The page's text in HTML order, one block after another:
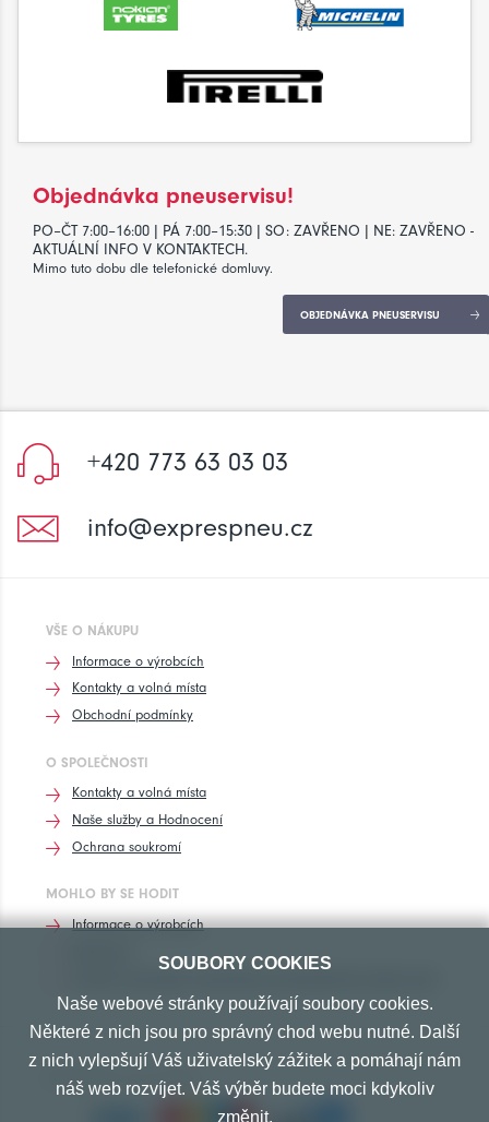
Objednávka pneuservisu!
PO–ČT 7:00–16:00 | PÁ 7:00–15:30 | SO: ZAVŘENO | NE: ZAVŘENO -
AKTUÁLNÍ INFO V KONTAKTECH.
Mimo tuto dobu dle telefonické domluvy.
OBJEDNÁVKA PNEUSERVISU
+420 773 63 03 03
info@exprespneu.cz
VŠE O NÁKUPU
Informace o výrobcích
Kontakty a volná místa
Obchodní podmínky
O SPOLEČNOSTI
Kontakty a volná místa
Naše služby a Hodnocení
Ochrana soukromí
MOHLO BY SE HODIT
Informace o výrobcích
PŘIJÍMÁME TYTO PLATBY
SOUBORY COOKIES
Naše webové stránky používají soubory cookies.
Některé z nich jsou pro správný chod webu nutné. Další
z nich vylepšují Váš uživatelský zážitek a pomáhají nám
náš web rozvíjet. Váš výběr budete moci kdykoliv
změnit.